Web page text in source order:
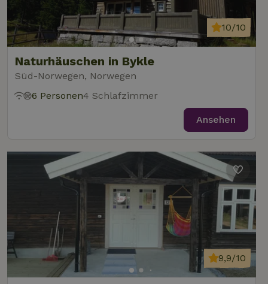
Naturhäuschen in Bykle
Süd-Norwegen, Norwegen
10/10
6 Personen4 Schlafzimmer
Ansehen
9,9/10